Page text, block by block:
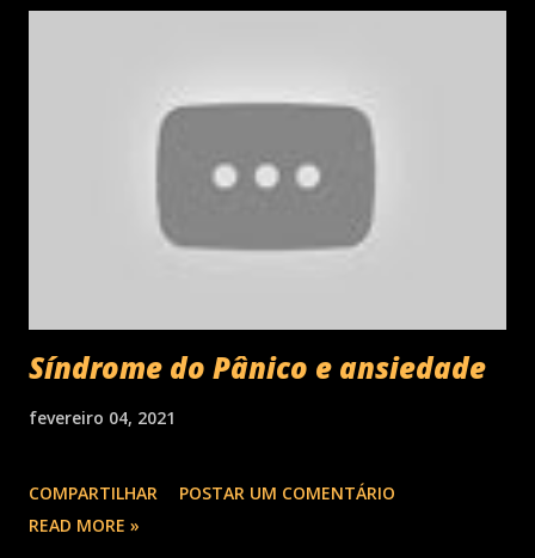
Síndrome do Pânico e ansiedade
fevereiro 04, 2021
COMPARTILHAR
POSTAR UM COMENTÁRIO
READ MORE »